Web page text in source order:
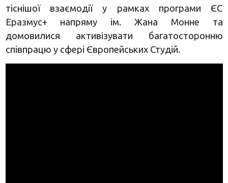
тіснішої взаємодії у рамках програми ЄС
Еразмус+ напряму ім. Жана Монне та
домовилися активізувати багатосторонню
співпрацю у сфері Європейських Студій.